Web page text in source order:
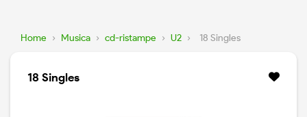
Home › Musica › cd-ristampe › U2 › 18 Singles
18 Singles